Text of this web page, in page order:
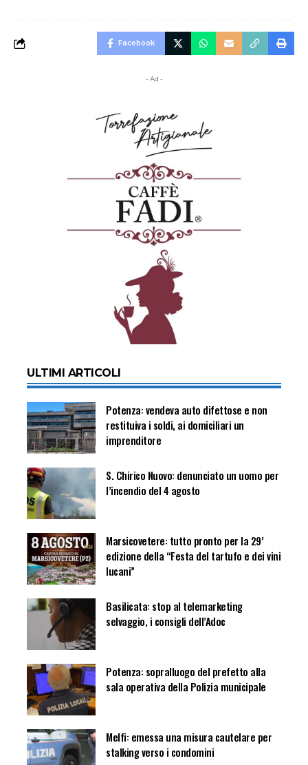
Facebook
- Ad -
ULTIMI ARTICOLI
Potenza: vendeva auto difettose e non
restituiva i soldi, ai domiciliari un
imprenditore
S. Chirico Nuovo: denunciato un uomo per
l’incendio del 4 agosto
Marsicovetere: tutto pronto per la 29’
edizione della “Festa del tartufo e dei vini
lucani”
Basilicata: stop al telemarketing
selvaggio, i consigli dell’Adoc
Potenza: sopralluogo del prefetto alla
sala operativa della Polizia municipale
Melfi: emessa una misura cautelare per
stalking verso i condomini